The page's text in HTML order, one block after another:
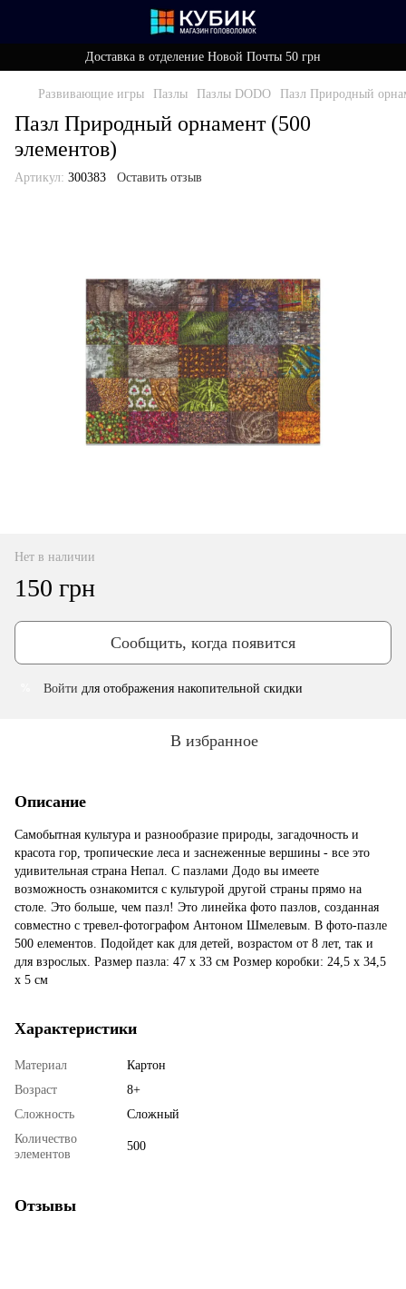
Доставка в отделение Новой Почты 50 грн
Развивающие игры Пазлы Пазлы DODO Пазл Природный
Пазл Природный орнамент (500
элементов)
Артикул: 300383 Оставить отзыв
Нет в наличии
150 грн
Сообщить, когда появится
Войти для отображения накопительной скидки
В избранное
Описание
Самобытная культура и разнообразие природы, загадочность и
красота гор, тропические леса и заснеженные вершины - все это
удивительная страна Непал. С пазлами Додо вы имеете
возможность ознакомится с культурой другой страны прямо на
столе. Это больше, чем пазл! Это линейка фото пазлов, созданная
совместно с тревел-фотографом Антоном Шмелевым. В фото-пазле
500 елементов. Подойдет как для детей, возрастом от 8 лет, так и
для взрослых. Размер пазла: 47 х 33 см Розмер коробки: 24,5 х 34,5
х 5 см
Характеристики
Материал
Картон
Возраст
8+
Сложность
Сложный
Количество
элементов
500
Отзывы